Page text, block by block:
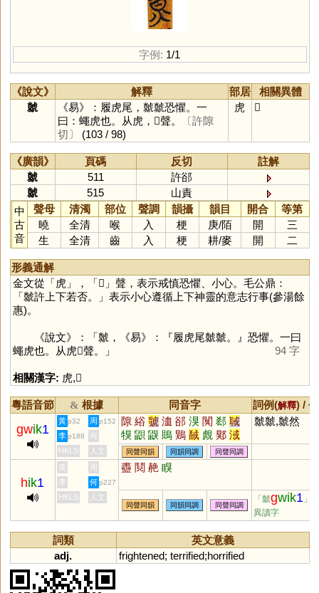
字例: 1/1
《說文》 解釋 部居
相關異體
虩
《易》：履虎尾，虩虩恐懼。一
曰：蠅虎也。从虎，𡮂聲。
〔許隙
切〕
(103 / 98)
虎 𧈅
《廣韻》 頁碼 反切
註解
虩
511
許郤
虩
515
山責
中
古
音
聲母 清濁 部位 聲調 韻攝 韻目 開合
等第
曉
全清 喉 入 梗 庚/陌 開
三
生
全清 齒 入 梗 耕/麥 開 二
形義通解
金文從「虎」，「𡭴 」聲，表示戒慎恐懼、小心。毛公鼎：
「虩許上下若否。」表示小心遵循上下神靈的意志行事(參湯餘
惠)。
《說文》：「虩，《易》：『履虎尾虩虩。』恐懼。一曰
蠅虎也。从虎𡭴聲。」
94 字
相關漢字: 虎,𡭴
粵語音節 & 根據 同音字 詞例(解釋) /
gwik1
黃 p32 周 p152 隙 綌 虢 洫 郤 湨 闃 郄 聝
犑 鼰 鼳 鵙 鶪 馘 覤 郹 淢
殈 狊 侐
虩虩,虩然
李 p188
何
HKLS
人文 同聲同韻 同韻同調 同聲同調
hik1
黃 周 衋 鬩 赩 瞁
李 何 p227
HKLS 人文
同聲同韻 同韻同調 同聲同調
「虩gwik1 」
異讀字
詞類
英文意義
adj.
frightened; terrified;horrified